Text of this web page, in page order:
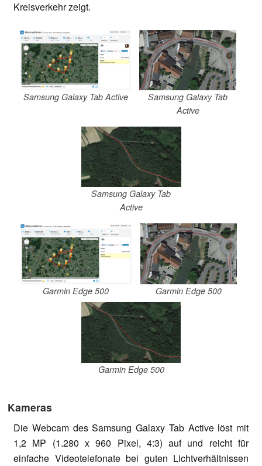
Kreisverkehr zeigt.
Samsung Galaxy Tab Active
Samsung Galaxy Tab
Active
Samsung Galaxy Tab
Active
Garmin Edge 500 Garmin Edge 500
Garmin Edge 500
Kameras
Die Webcam des Samsung Galaxy Tab Active löst mit
1,2 MP (1.280 x 960 Pixel, 4:3) auf und reicht für
einfache Videotelefonate bei guten Lichtverhältnissen